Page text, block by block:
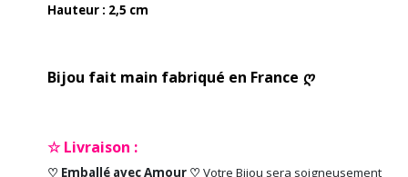
Hauteur : 2,5 cm
Bijou fait main fabriqué en France ღ
☆ Livraison :
♡ Emballé avec Amour ♡ Votre Bijou sera soigneusement